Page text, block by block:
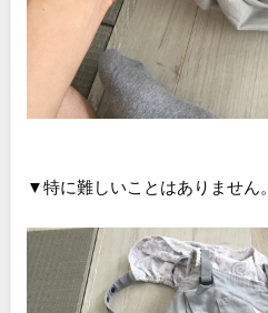
▼特に難しいことはありません。